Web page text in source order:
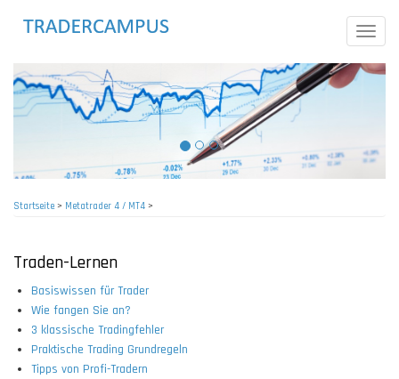
Toggle
Startseite> Metatrader 4 / MT4 >
Traden-Lernen
Basiswissen für Trader
Wie fangen Sie an?
3 klassische Tradingfehler
Praktische Trading Grundregeln
Tipps von Profi-Tradern